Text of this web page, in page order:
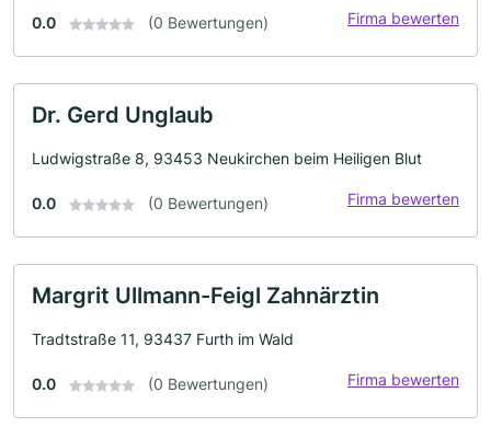
0.0 (0 Bewertungen) Firma bewerten
Dr. Gerd Unglaub
Ludwigstraße 8, 93453 Neukirchen beim Heiligen Blut
0.0 (0 Bewertungen) Firma bewerten
Margrit Ullmann-Feigl Zahnärztin
Tradtstraße 11, 93437 Furth im Wald
0.0 (0 Bewertungen) Firma bewerten